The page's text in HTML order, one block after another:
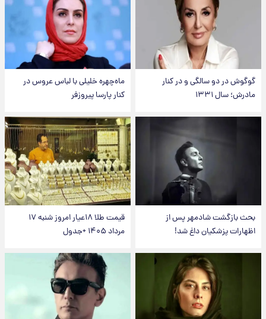
گوگوش در دو سالگی و در کنار
مادرش؛ سال ۱۳۳۱
ماه‌چهره خلیلی با لباس عروس در
کنار پارسا پیروزفر
بحث بازگشت شادمهر پس از
اظهارات پزشکیان داغ شد!
قیمت طلا ۱۸عیار امروز شنبه ۱۷
مرداد ۱۴۰۵ +جدول